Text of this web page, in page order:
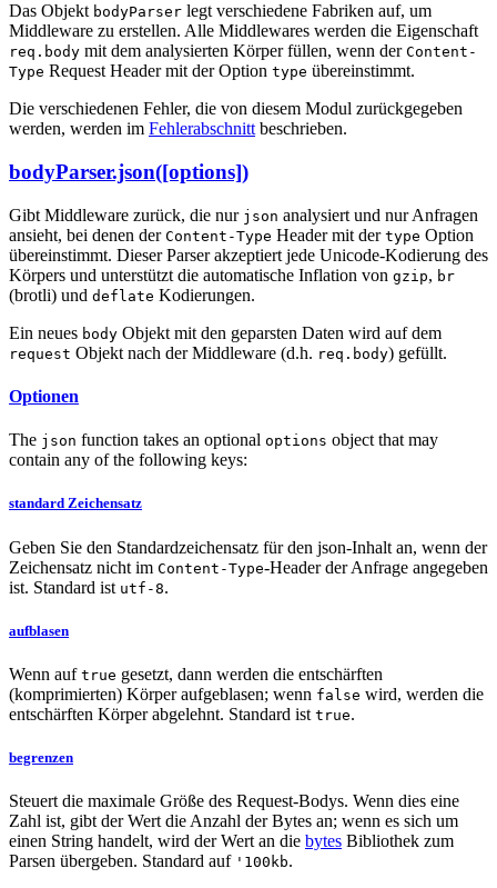
Das Objekt bodyParser legt verschiedene Fabriken auf, um
Middleware zu erstellen. Alle Middlewares werden die Eigenschaft
req.body mit dem analysierten Körper füllen, wenn der Content-
Type Request Header mit der Option type übereinstimmt.
Die verschiedenen Fehler, die von diesem Modul zurückgegeben
werden, werden im Fehlerabschnitt beschrieben.
bodyParser.json([options])
Gibt Middleware zurück, die nur json analysiert und nur Anfragen
ansieht, bei denen der Content-Type Header mit der type Option
übereinstimmt. Dieser Parser akzeptiert jede Unicode-Kodierung des
Körpers und unterstützt die automatische Inflation von gzip, br
(brotli) und deflate Kodierungen.
Ein neues body Objekt mit den geparsten Daten wird auf dem
request Objekt nach der Middleware (d.h. req.body) gefüllt.
Optionen
The json function takes an optional options object that may
contain any of the following keys:
standard Zeichensatz
Geben Sie den Standardzeichensatz für den json-Inhalt an, wenn der
Zeichensatz nicht im Content-Type-Header der Anfrage angegeben
ist. Standard ist utf-8.
aufblasen
Wenn auf true gesetzt, dann werden die entschärften
(komprimierten) Körper aufgeblasen; wenn false wird, werden die
entschärften Körper abgelehnt. Standard ist true.
begrenzen
Steuert die maximale Größe des Request-Bodys. Wenn dies eine
Zahl ist, gibt der Wert die Anzahl der Bytes an; wenn es sich um
einen String handelt, wird der Wert an die bytes Bibliothek zum
Parsen übergeben. Standard auf '100kb.